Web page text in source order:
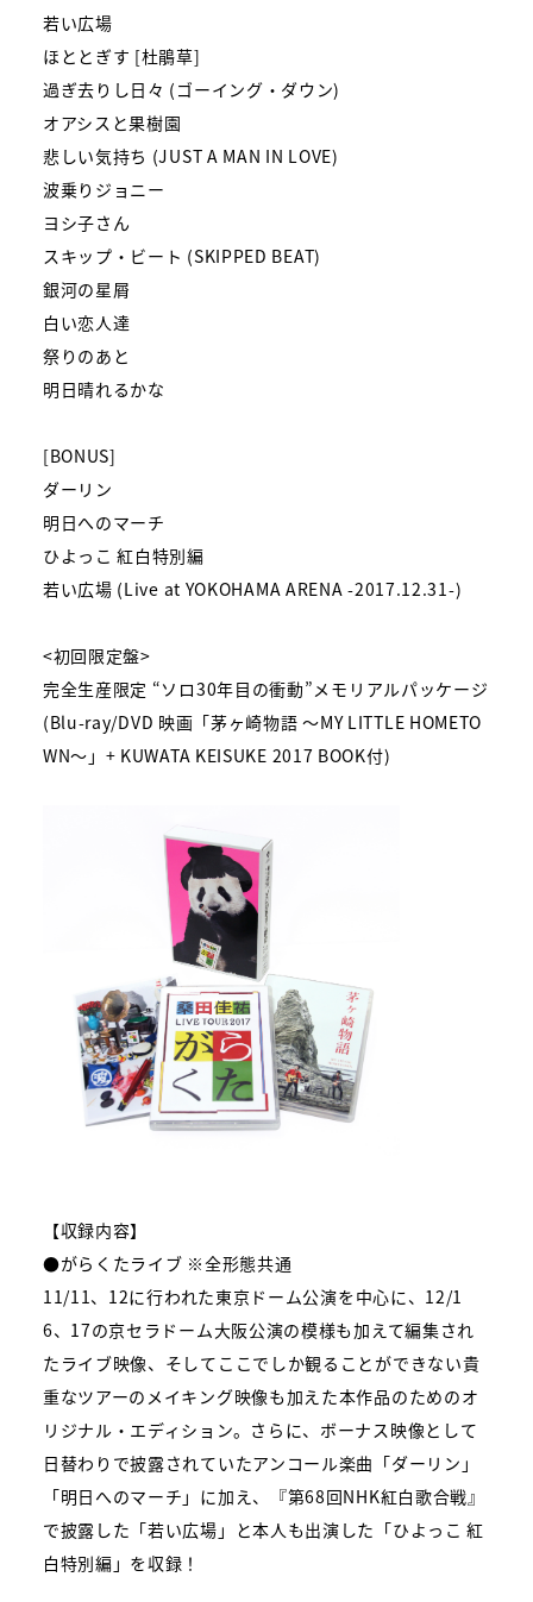
若い広場
ほととぎす [杜鵑草]
過ぎ去りし日々 (ゴーイング・ダウン)
オアシスと果樹園
悲しい気持ち (JUST A MAN IN LOVE)
波乗りジョニー
ヨシ子さん
スキップ・ビート (SKIPPED BEAT)
銀河の星屑
白い恋人達
祭りのあと
明日晴れるかな
[BONUS]
ダーリン
明日へのマーチ
ひよっこ 紅白特別編
若い広場 (Live at YOKOHAMA ARENA -2017.12.31-)
<初回限定盤>
完全生産限定 “ソロ30年目の衝動”メモリアルパッケージ
(Blu-ray/DVD 映画「茅ヶ崎物語 ～MY LITTLE HOMETO
WN～」+ KUWATA KEISUKE 2017 BOOK付)
【収録内容】
●がらくたライブ ※全形態共通
11/11、12に行われた東京ドーム公演を中心に、12/1
6、17の京セラドーム大阪公演の模様も加えて編集され
たライブ映像、そしてここでしか観ることができない貴
重なツアーのメイキング映像も加えた本作品のためのオ
リジナル・エディション。さらに、ボーナス映像として
日替わりで披露されていたアンコール楽曲「ダーリン」
「明日へのマーチ」に加え、『第68回NHK紅白歌合戦』
で披露した「若い広場」と本人も出演した「ひよっこ 紅
白特別編」を収録！